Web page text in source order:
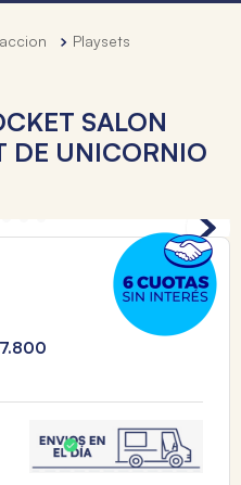
playsets
SALON
DE UNICORNIO
.800